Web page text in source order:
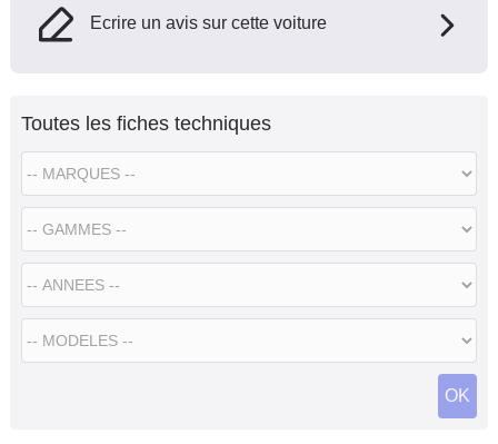
Ecrire un avis sur cette voiture
Toutes les fiches techniques